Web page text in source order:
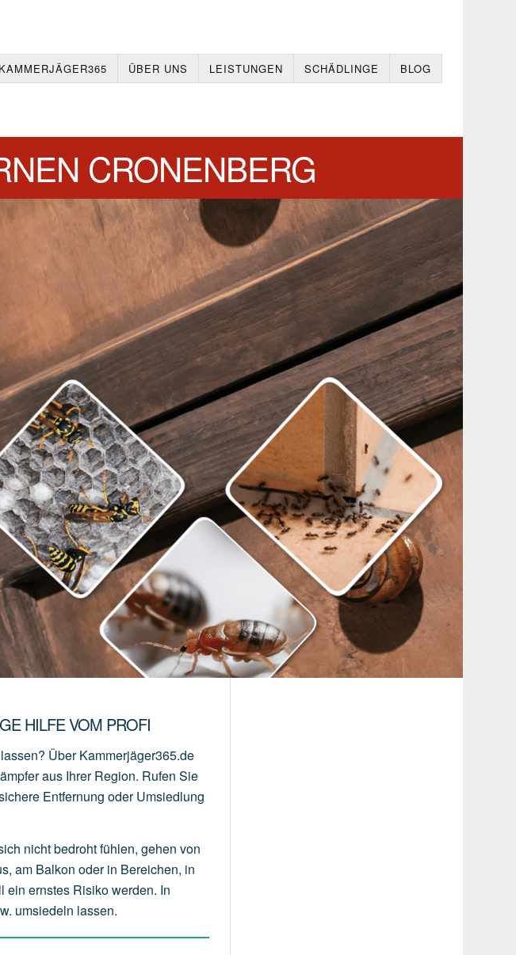
KAMMERJÄGER365 ÜBER UNS LEISTUNGEN SCHÄDLINGE BLOG
CRONENBERG
HILFE VOM PROFI
Über Kammerjäger365.de
aus Ihrer Region. Rufen Sie
Entfernung oder Umsiedlung
nicht bedroht fühlen, gehen von
am Balkon oder in Bereichen, in
ein ernstes Risiko werden. In
umsiedeln lassen.